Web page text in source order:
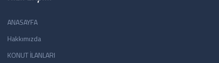
ANASAYFA
Hakkımızda
KONUT İLANLARI